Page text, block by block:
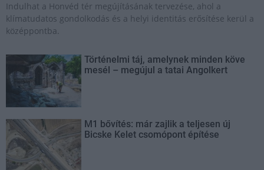
Indulhat a Honvéd tér megújításának tervezése, ahol a
klímatudatos gondolkodás és a helyi identitás erősítése kerül a
középpontba.
Történelmi táj, amelynek minden köve
mesél – megújul a tatai Angolkert
M1 bővítés: már zajlik a teljesen új
Bicske Kelet csomópont építése